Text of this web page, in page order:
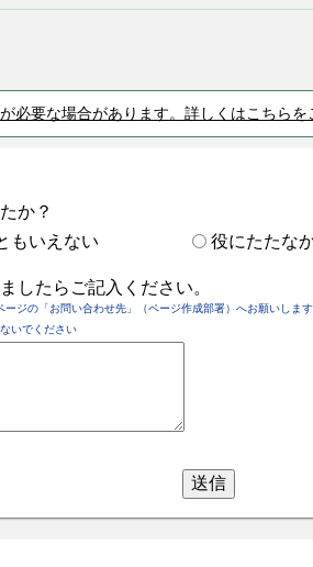
必要な場合があります。詳しくはこちらを
か？
もいえない 役にたたな
したらご記入ください。
ージの「お問い合わせ先」（ページ作成部署）へお願いしま
いでください